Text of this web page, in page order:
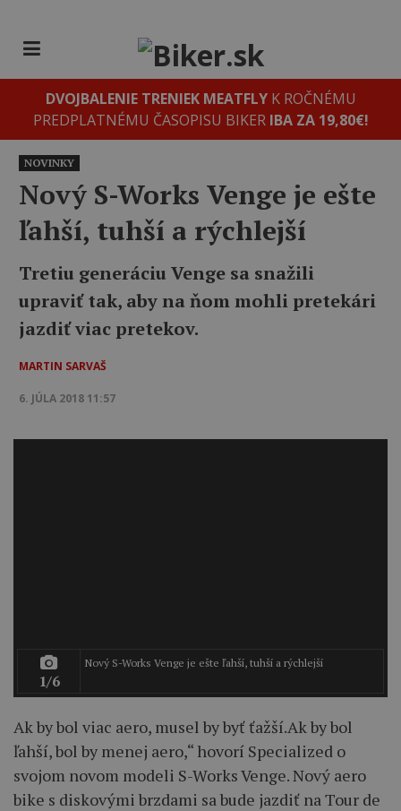
DVOJBALENIE TRENIEK MEATFLYK ROČNÉMU
PREDPLATNÉMU ČASOPISU BIKER IBA ZA 19,80€!
NOVINKY
Nový S-Works Venge je ešte
ľahší, tuhší a rýchlejší
Tretiu generáciu Venge sa snažili
upraviť tak, aby na ňom mohli pretekári
jazdiť viac pretekov.
MARTIN SARVAŠ
6. JÚLA 2018 11:57
1/6
Nový S-Works Venge je ešte ľahší, tuhší a rýchlejší
Ak by bol viac aero, musel by byť ťažší.Ak by bol
ľahší, bol by menej aero,“ hovorí Specialized o
svojom novom modeli S-Works Venge. Nový aero
bike s diskovými brzdami sa bude jazdiť na Tour de